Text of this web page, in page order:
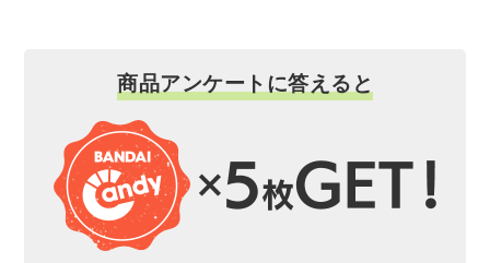
商品アンケートに答えると